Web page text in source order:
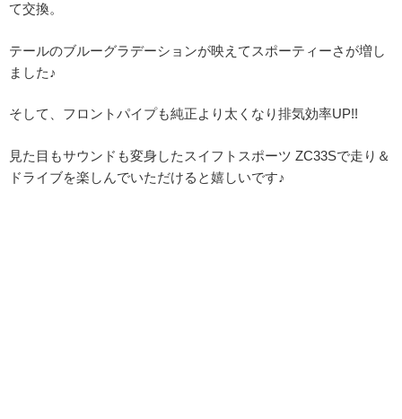
て交換。
テールのブルーグラデーションが映えてスポーティーさが増し
ました♪
そして、フロントパイプも純正より太くなり排気効率UP!!
見た目もサウンドも変身したスイフトスポーツ ZC33Sで走り＆
ドライブを楽しんでいただけると嬉しいです♪